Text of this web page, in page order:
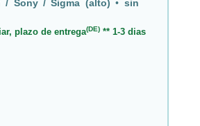
/ Sony / Sigma (alto) • sin
plazo de entrega(DE) ** 1-3 dias